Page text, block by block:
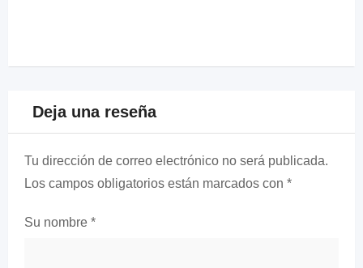
Deja una reseña
Tu dirección de correo electrónico no será publicada.
Los campos obligatorios están marcados con *
Su nombre *